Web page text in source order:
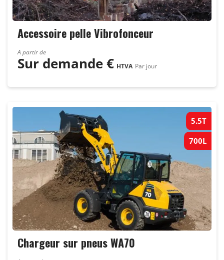
Accessoire pelle Vibrofonceur
A partir de
Sur demande€ HTVA Par jour
5.5T
700L
Chargeur sur pneus WA70